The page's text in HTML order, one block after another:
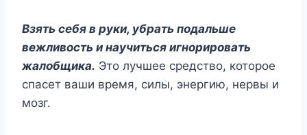
Взять себя в руки, убрать подальше
вежливость и научиться игнорировать
жалобщика. Это лучшее средство, которое
спасет ваши время, силы, энергию, нервы и
мозг.